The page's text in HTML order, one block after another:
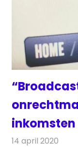
inkomsten
14 april 2020